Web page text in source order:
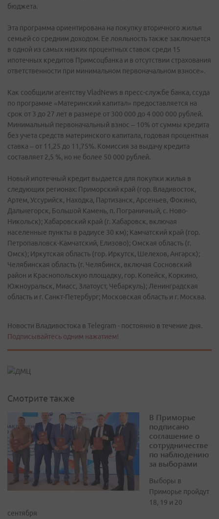
бюджета.
Эта программа ориентирована на покупку вторичного жилья
семьей со средним доходом. Ее лояльность также заключается
в одной из самых низких процентных ставок среди 15
ипотечных кредитов Примсоцбанка и в отсутствии страхования
ответственности при минимальном первоначальном взносе».
Как сообщили агентству VladNews в пресс-службе банка, ссуда
по программе «Материнский капитал» предоставляется на
срок от 3 до 27 лет в размере от 300 000 до 4 000 000 рублей.
Минимальный первоначальный взнос – 10% от суммы кредита
без учета средств материнского капитала, годовая процентная
ставка – от 11,25 до 11,75%. Комиссия за выдачу кредита
составляет 2,5 %, но не более 50 000 рублей.
Новый ипотечный кредит выдается для покупки жилья в
следующих регионах: Приморский край (гор. Владивосток,
Артем, Уссурийск, Находка, Партизанск, Арсеньев, Фокино,
Дальнегорск, Большой Камень, п. Пограничный, с. Ново-
Никольск); Хабаровский край (г. Хабаровск, включая
населенные пункты в радиусе 30 км); Камчатский край (гор.
Петропавловск-Камчатский, Елизово); Омская область (г.
Омск); Иркутская область (гор. Иркутск, Шелехов, Ангарск);
Челябинская область (г. Челябинск, включая Сосновский
район и Краснопольскую площадку, гор. Копейск, Коркино,
Южноуральск, Миасс, Златоуст, Чебаркуль); Ленинградская
область и г. Санкт-Петербург; Московская область и г. Москва.
Новости Владивостока в Telegram - постоянно в течение дня.
Подписывайтесь одним нажатием!
Смотрите также
В Приморье
подписано
соглашение о
сотрудничестве
по наблюдению
за выборами
Выборы в
Приморье пройдут
18, 19 и 20
сентября